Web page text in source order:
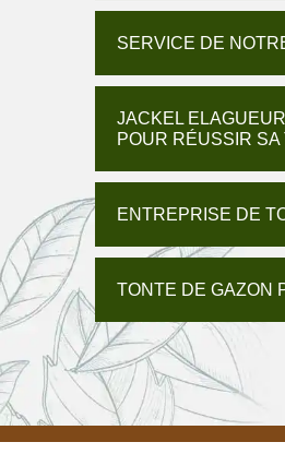
SERVICE DE
JACKEL
POUR RÉUSSIR SA
ENTREPRISE DE
TONTE DE GAZON